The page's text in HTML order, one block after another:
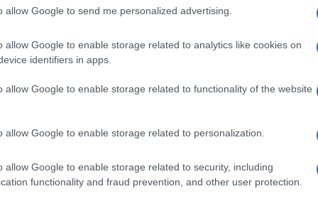
allow Google to send me personalized advertising.
allow Google to enable storage related to analytics like cookies on
identifiers in apps.
allow Google to enable storage related to functionality of the website
allow Google to enable storage related to personalization.
allow Google to enable storage related to security, including
functionality and fraud prevention, and other user protection.